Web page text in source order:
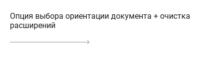
Опция выбора ориентации документа + очистка
расширений